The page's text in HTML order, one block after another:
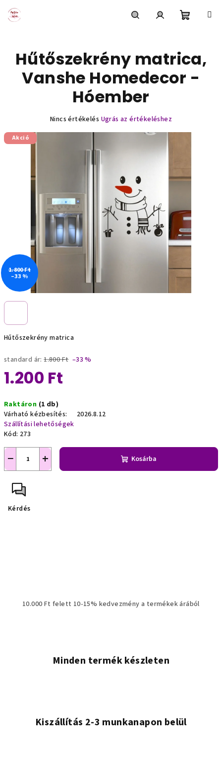
Hűtőszekrény matrica
standard ár: 1.800 Ft –33 %
1.200 Ft
Raktáron (1 db)
Várható kézbesítés:
2026.8.12
Szállítási lehetőségek
Kód: 273
+
− Kosárba
Kérdés
Hűtőszekrény matrica,
Vanshe Homedecor -
Hóember
A
értékelése
Nincs értékelés Ugrás az értékeléshez
Akció
1.800 Ft
–33 %
10.000 Ft felett 10-15% kedvezmény a termékek árából
Minden termék készleten
Kiszállítás 2-3 munkanapon belül